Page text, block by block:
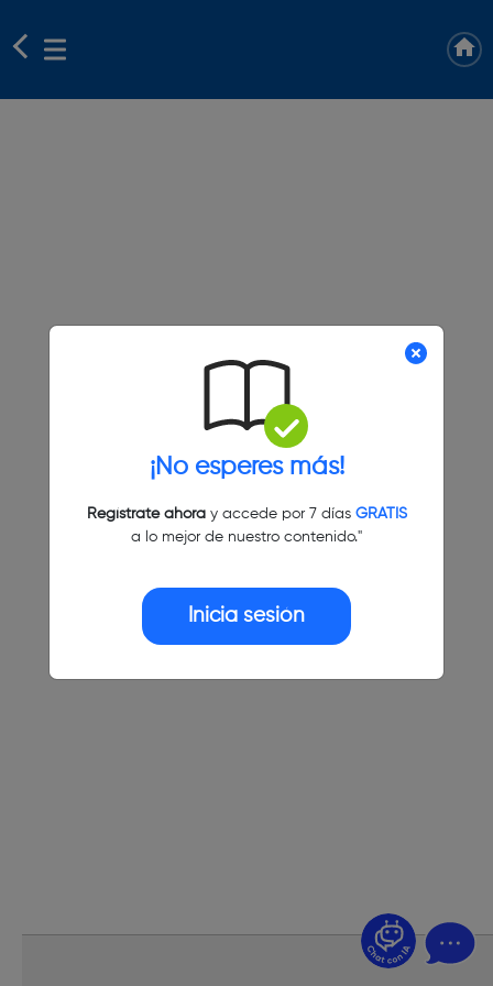
¡No esperes más!
Regístrate ahoray accede por 7 días GRATIS
a lo mejor de nuestro contenido."
Inicia sesión